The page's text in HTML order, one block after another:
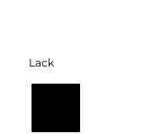
Lack